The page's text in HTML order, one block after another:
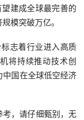
建成全球最完善的
模突破万亿。
志着行业进入高质
将持续推动技术创
国在全球低空经济
，请仔细甄别，无